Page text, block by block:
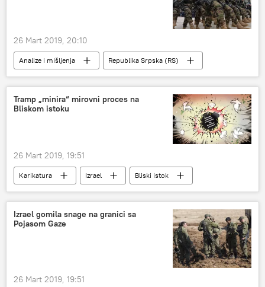
26 Mart 2019, 20:10
Analize i mišljenja
Republika Srpska (RS)
Zapadna Srbija
Nenad Stevandić
Vladan Jončić
NATO
Skupština Srbije
Ustav
promena
vojna neutralnost
nesvrstani
uvlačenje referendum
Tramp „minira“ mirovni proces na
Bliskom istoku
26 Mart 2019, 19:51
Karikatura Izrael
Bliski istok
Golanska visoravan
Donald Tramp
priznavanje suvereniteta Izraela nad Golanskom visoravni
Benjamin Netanijahu
Izrael gomila snage na granici sa
Pojasom Gaze
26 Mart 2019, 19:51